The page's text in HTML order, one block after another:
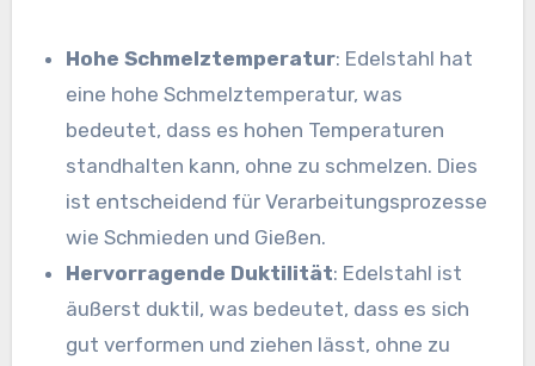
Hohe Schmelztemperatur: Edelstahl hat
eine hohe Schmelztemperatur, was
bedeutet, dass es hohen Temperaturen
standhalten kann, ohne zu schmelzen. Dies
ist entscheidend für Verarbeitungsprozesse
wie Schmieden und Gießen.
Hervorragende Duktilität: Edelstahl ist
äußerst duktil, was bedeutet, dass es sich
gut verformen und ziehen lässt, ohne zu